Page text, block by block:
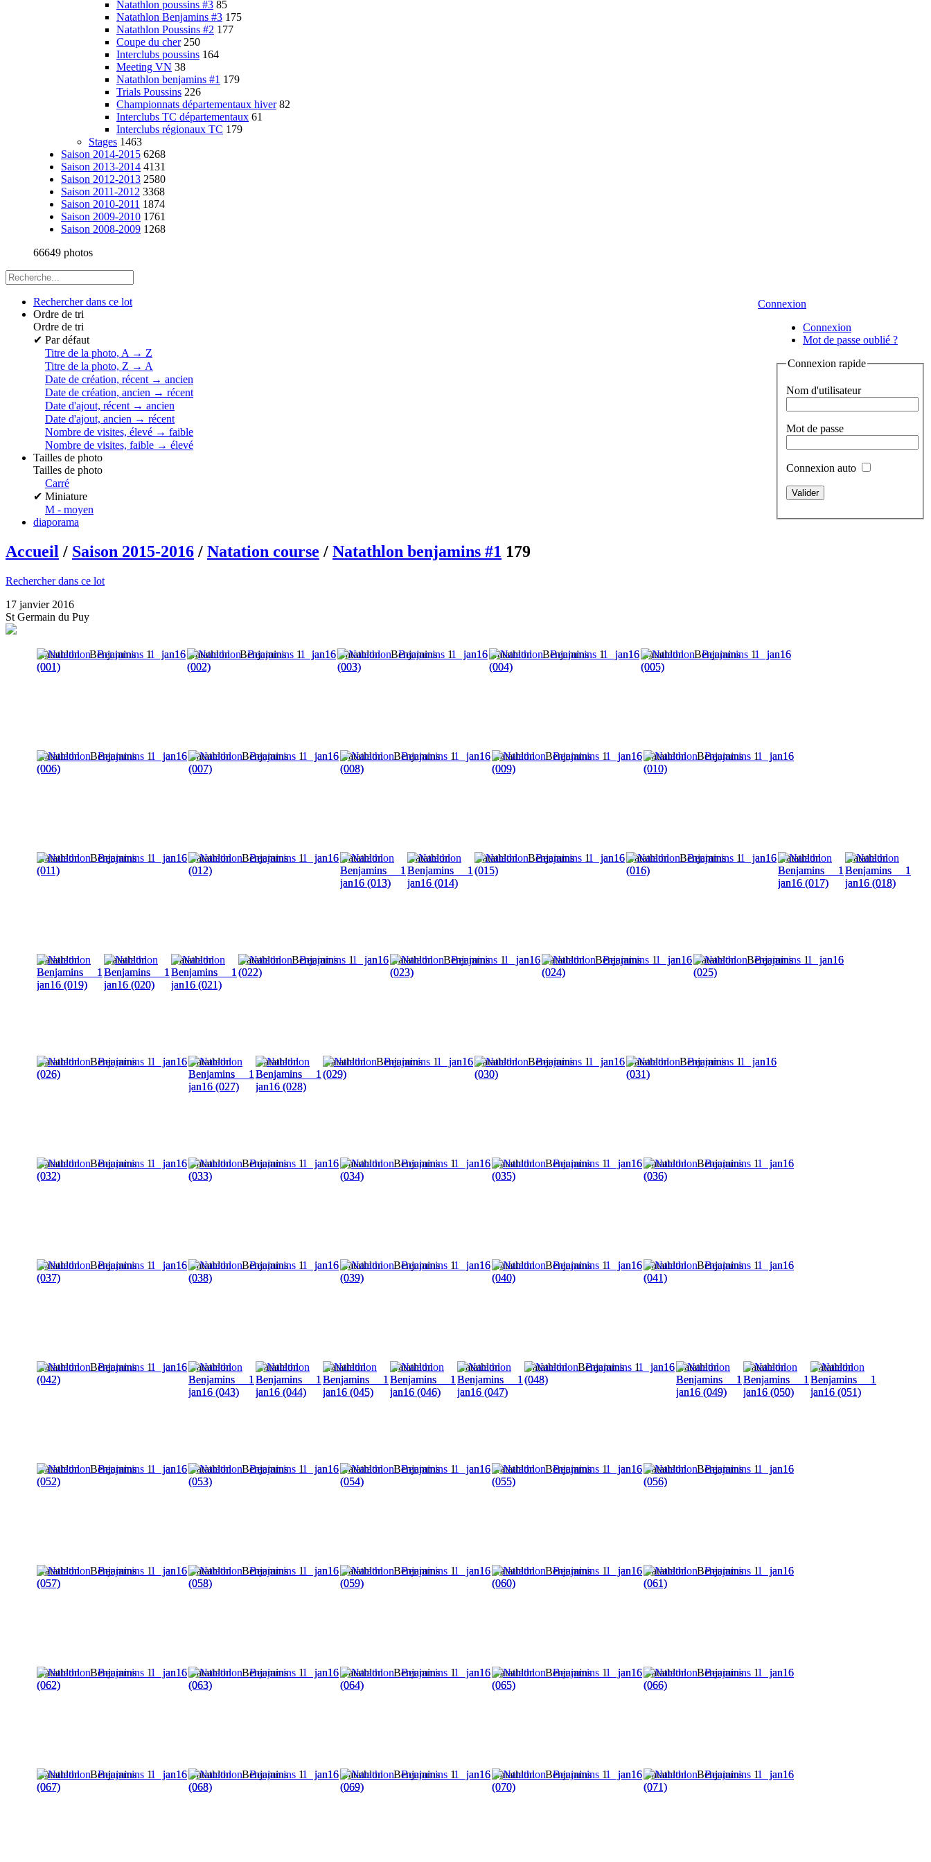
Natathlon poussins #3 85
Natathlon Benjamins #3 175
Natathlon Poussins #2 177
Coupe du cher 250
Interclubs poussins 164
Meeting VN 38
Natathlon benjamins #1 179
Trials Poussins 226
Championnats départementaux hiver 82
Interclubs TC départementaux 61
Interclubs régionaux TC 179
Stages 1463
Saison 2014-2015 6268
Saison 2013-2014 4131
Saison 2012-2013 2580
Saison 2011-2012 3368
Saison 2010-2011 1874
Saison 2009-2010 1761
Saison 2008-2009 1268
66649 photos
Connexion
Connexion
Mot de passe oublié ?
Connexion rapide
Nom d'utilisateur
Mot de passe
Connexion auto
Rechercher dans ce lot
Ordre de tri
Ordre de tri
✔ Par défaut
Titre de la photo, A → Z
Titre de la photo, Z → A
Date de création, récent → ancien
Date de création, ancien → récent
Date d'ajout, récent → ancien
Date d'ajout, ancien → récent
Nombre de visites, élevé → faible
Nombre de visites, faible → élevé
Tailles de photo
Tailles de photo
Carré
✔ Miniature
M - moyen
diaporama
Accueil / Saison 2015-2016 / Natation course / Natathlon benjamins #1 179
Rechercher dans ce lot
17 janvier 2016
St Germain du Puy
Natathlon Benjamins 1 jan16
(001)
Natathlon Benjamins 1 jan16
(002)
Natathlon Benjamins 1 jan16
(003)
Natathlon Benjamins 1 jan16
(004)
Natathlon Benjamins 1 jan16
(005)
Natathlon Benjamins 1 jan16
(006)
Natathlon Benjamins 1 jan16
(007)
Natathlon Benjamins 1 jan16
(008)
Natathlon Benjamins 1 jan16
(009)
Natathlon Benjamins 1 jan16
(010)
Natathlon Benjamins 1 jan16
(011)
Natathlon Benjamins 1 jan16
(012)
Natathlon
Benjamins 1
jan16 (013)
Natathlon
Benjamins 1
jan16 (014)
Natathlon Benjamins 1 jan16
(015)
Natathlon Benjamins 1 jan16
(016)
Natathlon
Benjamins 1
jan16 (017)
Natathlon
Benjamins 1
jan16 (018)
Natathlon
Benjamins 1
jan16 (019)
Natathlon
Benjamins 1
jan16 (020)
Natathlon
Benjamins 1
jan16 (021)
Natathlon Benjamins 1 jan16
(022)
Natathlon Benjamins 1 jan16
(023)
Natathlon Benjamins 1 jan16
(024)
Natathlon Benjamins 1 jan16
(025)
Natathlon Benjamins 1 jan16
(026)
Natathlon
Benjamins 1
jan16 (027)
Natathlon
Benjamins 1
jan16 (028)
Natathlon Benjamins 1 jan16
(029)
Natathlon Benjamins 1 jan16
(030)
Natathlon Benjamins 1 jan16
(031)
Natathlon Benjamins 1 jan16
(032)
Natathlon Benjamins 1 jan16
(033)
Natathlon Benjamins 1 jan16
(034)
Natathlon Benjamins 1 jan16
(035)
Natathlon Benjamins 1 jan16
(036)
Natathlon Benjamins 1 jan16
(037)
Natathlon Benjamins 1 jan16
(038)
Natathlon Benjamins 1 jan16
(039)
Natathlon Benjamins 1 jan16
(040)
Natathlon Benjamins 1 jan16
(041)
Natathlon Benjamins 1 jan16
(042)
Natathlon
Benjamins 1
jan16 (043)
Natathlon
Benjamins 1
jan16 (044)
Natathlon
Benjamins 1
jan16 (045)
Natathlon
Benjamins 1
jan16 (046)
Natathlon
Benjamins 1
jan16 (047)
Natathlon Benjamins 1 jan16
(048)
Natathlon
Benjamins 1
jan16 (049)
Natathlon
Benjamins 1
jan16 (050)
Natathlon
Benjamins 1
jan16 (051)
Natathlon Benjamins 1 jan16
(052)
Natathlon Benjamins 1 jan16
(053)
Natathlon Benjamins 1 jan16
(054)
Natathlon Benjamins 1 jan16
(055)
Natathlon Benjamins 1 jan16
(056)
Natathlon Benjamins 1 jan16
(057)
Natathlon Benjamins 1 jan16
(058)
Natathlon Benjamins 1 jan16
(059)
Natathlon Benjamins 1 jan16
(060)
Natathlon Benjamins 1 jan16
(061)
Natathlon Benjamins 1 jan16
(062)
Natathlon Benjamins 1 jan16
(063)
Natathlon Benjamins 1 jan16
(064)
Natathlon Benjamins 1 jan16
(065)
Natathlon Benjamins 1 jan16
(066)
Natathlon Benjamins 1 jan16
(067)
Natathlon Benjamins 1 jan16
(068)
Natathlon Benjamins 1 jan16
(069)
Natathlon Benjamins 1 jan16
(070)
Natathlon Benjamins 1 jan16
(071)